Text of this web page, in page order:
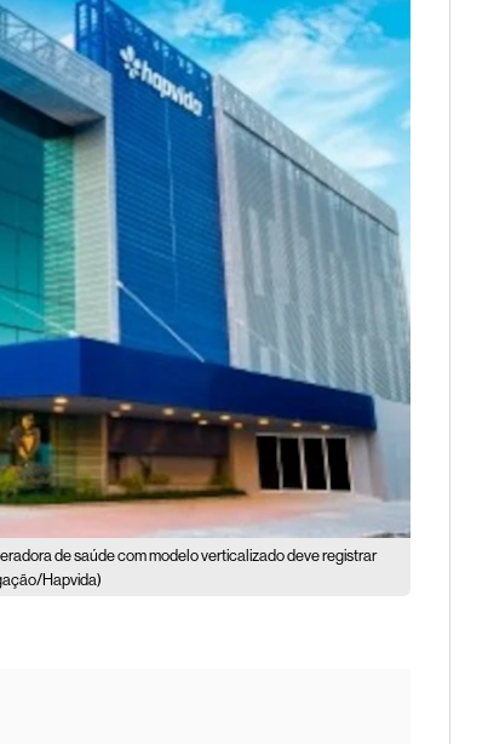
de saúde com modelo verticalizado deve registrar
Hapvida)